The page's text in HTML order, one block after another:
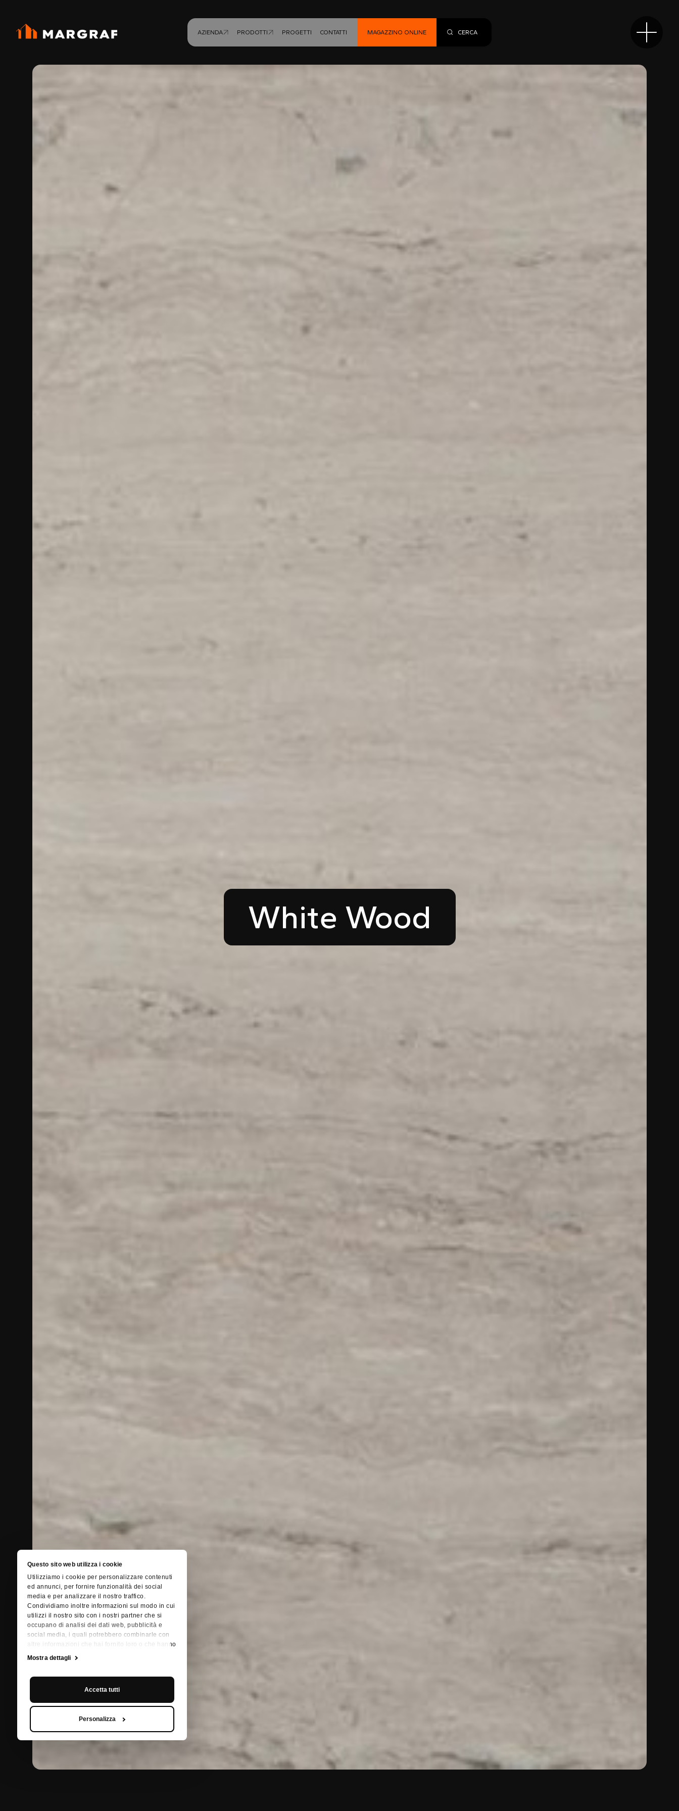
Questo sito web utilizza i cookie
Utilizziamo i cookie per personalizzare contenuti
ed annunci, per fornire funzionalità dei social
media e per analizzare il nostro traffico.
Condividiamo inoltre informazioni sul modo in cui
utilizzi il nostro sito con i nostri partner che si
occupano di analisi dei dati web, pubblicità e
social media, i quali potrebbero combinarle con
altre informazioni che hai fornito loro o che hanno
raccolto dal tuo utilizzo dei loro servizi.
Mostra dettagli
Accetta tutti
Personalizza
AZIENDA PRODOTTI PROGETTI CONTATTI MAGAZZINO ONLINE CERCA
White Wood